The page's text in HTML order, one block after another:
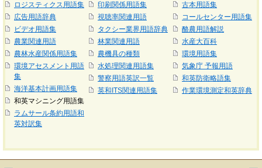
ロジスティクス用語集
広告用語辞典
ビデオ用語集
農業関連用語
農林水産関係用語集
環境アセスメント用語
集
海洋基本計画用語集
和英マシニング用語集
ラムサール条約用語和
英対訳集
印刷関係用語集
視聴率関連用語
タクシー業界用語辞典
林業関連用語
農機具の種類
水処理関連用語集
警察用語英訳一覧
英和ITS関連用語集
古本用語集
コールセンター用語集
酪農用語解説
水産大百科
環境用語集
気象庁 予報用語
和英防衛略語集
作業環境測定和英辞典